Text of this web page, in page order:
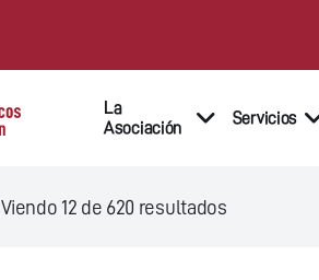
La
Asociación
Servicios
Viendo 12 de 620 resultados